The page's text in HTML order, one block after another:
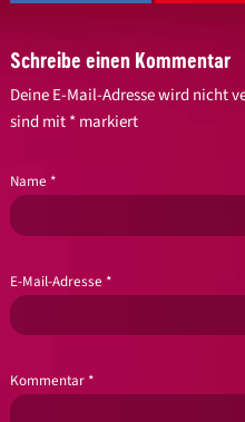
Schreibe einen Kommentar
Deine E-Mail-Adresse wird nicht
sind mit*markiert
Name *
E-Mail-Adresse *
Kommentar *